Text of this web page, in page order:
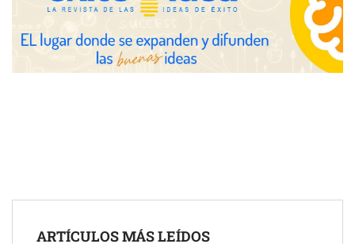
Zoomex mejora su Strategy Center con herramientas
avanzadas para trading estratégico
ARTÍCULOS MÁS LEÍDOS